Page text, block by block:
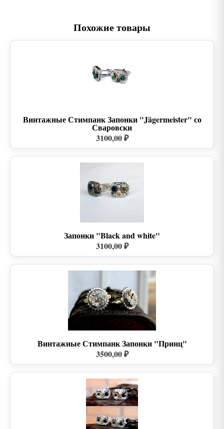
Похожие товары
Винтажные Стимпанк Запонки "Jägermeister" со
Сваровски
3100,00 ₽
Запонки "Black and white"
3100,00 ₽
Винтажные Стимпанк Запонки "Принц"
3500,00 ₽